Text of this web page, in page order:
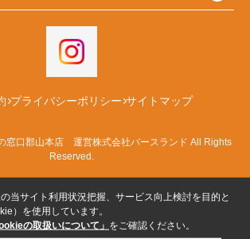
プライバシーポリシー サイトマップ
窓口郡山本店 運営株式会社バースランド All Rights
Reserved.
当サイト利用状況把握、サービス向上検討を目的と
）を使用しています。
の取扱いについて」 をご確認ください。